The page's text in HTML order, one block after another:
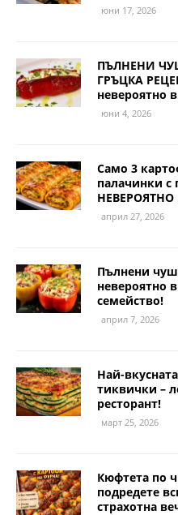
юни 17, 2026
ПЪЛНЕНИ
ГРЪЦКА
невероятно
юни 4, 2026
Само 3
палачинки с
НЕВЕРОЯТНО
април 27, 2026
Пълнени
невероятно
семейство!
април 7, 2026
Най-
тиквички –
ресторант!
март 25, 2026
Кюфтета по
подредете
страхотна